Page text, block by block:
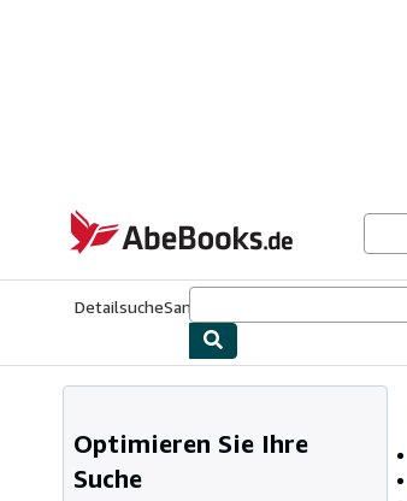
AbeBooks.de
DetailsucheSammlungen
Optimieren Sie Ihre
Suche